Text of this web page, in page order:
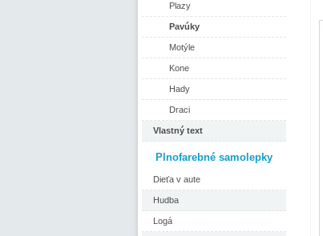
Plazy
Pavúky
Motýle
Kone
Hady
Draci
Vlastný text
Plnofarebné samolepky
Dieťa v aute
Hudba
Logá